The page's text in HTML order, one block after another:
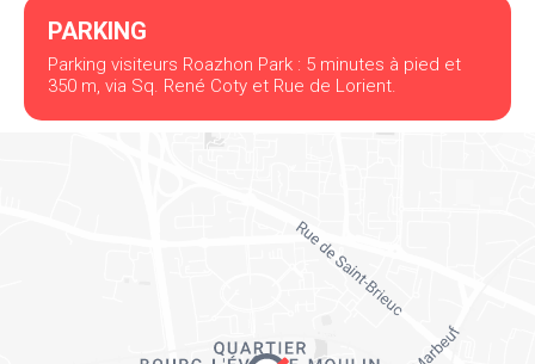
PARKING
Parking visiteurs Roazhon Park : 5 minutes à pied et
350 m, via Sq. René Coty et Rue de Lorient.